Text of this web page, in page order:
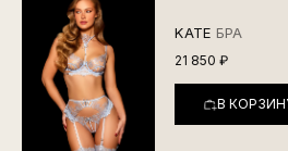
KATE БРА
21 850 ₽
В